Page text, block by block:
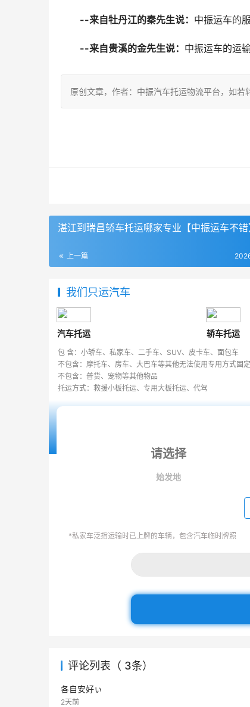
--来自牡丹江的秦先生说： 中振运车的
--来自贵溪的金先生说： 中振运车的运
原创文章，作者：中振汽车托运物流平台，如
湛江到瑞昌轿车托运哪家专业【中振运车不错
上一篇
我们只运汽车
汽车托运 轿车托运
包 含：小轿车、私家车、二手车、SUV、皮卡车、面包车
不包含：摩托车、房车、大巴车等其他无法使用专用方式固
不包含：普货、宠物等其他物品
托运方式：救援小板托运、专用大板托运、代驾
始发地
*私家车泛指运输时已上牌的车辆，包含汽车临时牌照
评论列表（ 3条）
各自安好ぃ
2天前